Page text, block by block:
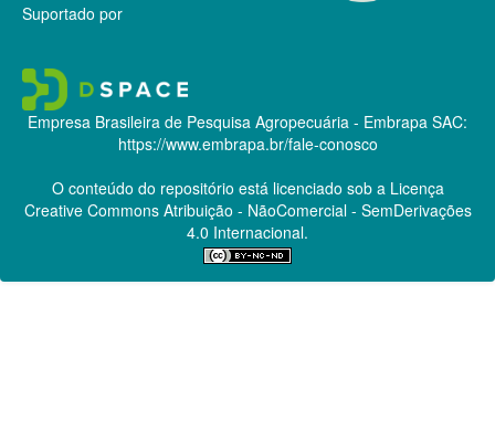
Suportado por
Empresa Brasileira de Pesquisa Agropecuária - Embrapa SAC:
https://www.embrapa.br/fale-conosco
O conteúdo do repositório está licenciado sob a Licença
Creative CommonsAtribuição - NãoComercial - SemDerivações
4.0 Internacional.